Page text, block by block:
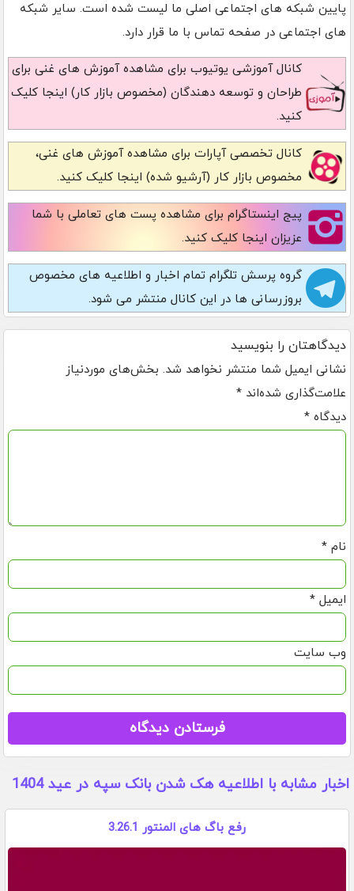
پایین شبکه های اجتماعی اصلی ما لیست شده است. سایر شبکه
های اجتماعی در صفحه تماس با ما قرار دارد.
کانال آموزشی یوتیوب برای مشاهده آموزش های غنی برای
طراحان و توسعه دهندگان (مخصوص بازار کار) اینجا کلیک
کنید.
کانال تخصصی آپارات برای مشاهده آموزش های غنی،
مخصوص بازار کار (آرشیو شده) اینجا کلیک کنید.
پیج اینستاگرام برای مشاهده پست های تعاملی با شما
عزیزان اینجا کلیک کنید.
گروه پرسش تلگرام تمام اخبار و اطلاعیه های مخصوص
بروزرسانی ها در این کانال منتشر می شود.
دیدگاهتان را بنویسید
نشانی ایمیل شما منتشر نخواهد شد. بخش‌های موردنیاز
علامت‌گذاری شده‌اند *
دیدگاه *
نام *
ایمیل *
وب‌ سایت
اخبار مشابه با اطلاعیه هک شدن بانک سپه در عید 1404
رفع باگ های المنتور 3.26.1